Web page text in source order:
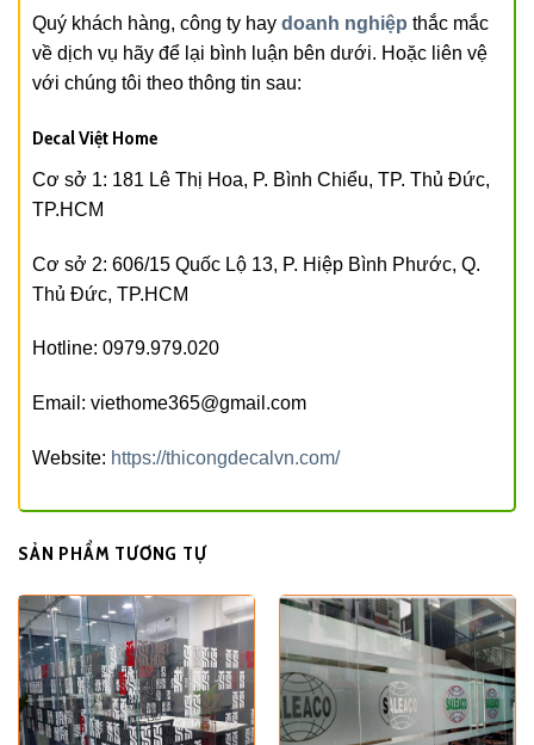
Quý khách hàng, công ty hay doanh nghiệp thắc mắc
về dịch vụ hãy để lại bình luận bên dưới. Hoặc liên vệ
với chúng tôi theo thông tin sau:
Decal Việt Home
Cơ sở 1: 181 Lê Thị Hoa, P. Bình Chiểu, TP. Thủ Đức,
TP.HCM
Cơ sở 2: 606/15 Quốc Lộ 13, P. Hiệp Bình Phước, Q.
Thủ Đức, TP.HCM
Hotline: 0979.979.020
Email: viethome365@gmail.com
Website: https://thicongdecalvn.com/
SẢN PHẨM TƯƠNG TỰ